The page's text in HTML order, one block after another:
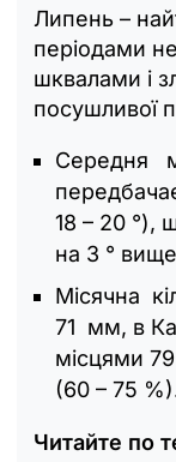
Липень –
періодами
шквалами і
посушливої
Середня
18 – 20 °),
на 3 °
Місячна
71 мм, в
місцями
(60 – 75
Читайте по